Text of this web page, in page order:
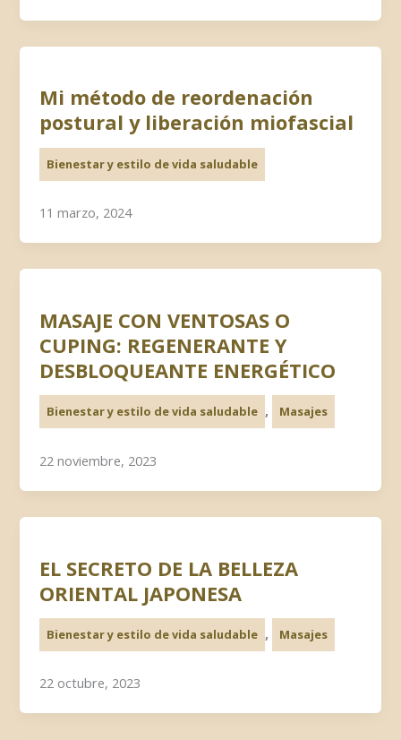
Mi método de reordenación
postural y liberación miofascial
Bienestar y estilo de vida saludable
11 marzo, 2024
MASAJE CON VENTOSAS O
CUPING: REGENERANTE Y
DESBLOQUEANTE ENERGÉTICO
Bienestar y estilo de vida saludable , Masajes
22 noviembre, 2023
EL SECRETO DE LA BELLEZA
ORIENTAL JAPONESA
Bienestar y estilo de vida saludable , Masajes
22 octubre, 2023